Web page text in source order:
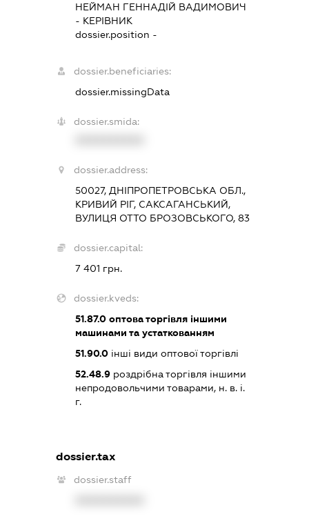
НЕЙМАН ГЕННАДІЙ ВАДИМОВИЧ
- КЕРІВНИК
dossier.position -
dossier.beneficiaries:
dossier.missingData
dossier.smida:
dossier.address:
50027, ДНІПРОПЕТРОВСЬКА ОБЛ.,
КРИВИЙ РІГ, САКСАГАНСЬКИЙ,
ВУЛИЦЯ ОТТО БРОЗОВСЬКОГО, 83
dossier.capital:
7 401 грн.
dossier.kveds:
51.87.0 оптова торгівля іншими
машинами та устаткованням
51.90.0 інші види оптової торгівлі
52.48.9 роздрібна торгівля іншими
непродовольчими товарами, н. в. і.
г.
dossier.tax
dossier.staff